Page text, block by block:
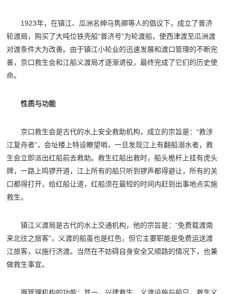
1923年，在镇江、瓜洲名绅马隽卿等人的倡议下，成立了普济
轮渡局，购买了大吨位铁壳船“普济号”为轮渡船，使西津渡至瓜洲渡
对渡条件大为改善。由于镇江小轮业的迅速发展和渡口管理的不断完
善，京口救生会和江船义渡局才逐渐退役，最终完成了它们的历史使
命。
性质与功能
京口救生会是古代的水上安全救助机构，成立的宗旨是：“救涉
江复舟者”，会址楼上特设瞭望哨，一旦发现江上有翻船溺水者，救
生会立即派出红船前去救助。救生红船出救时，船头桅杆上挂有虎头
牌，一路上鸣锣开道，江上所有的船只听到锣声都得避让，所有的关
口都得打开，给红船让道，红船须在最短的时间内赶到出事地点实施
救生。
镇江义渡局是古代的水上交通机构，他的宗旨是：“免费载渡南
来北往之旅客”，义渡的船虽也是红色，但它主要职能是免费运送渡
江旅客，以施行济渡。当然在不妨碍自身安全又顺路的情况下，也兼
做救生事宜。
两管理机构的功能：其一，兴建救生、义渡设施与船只。救生义